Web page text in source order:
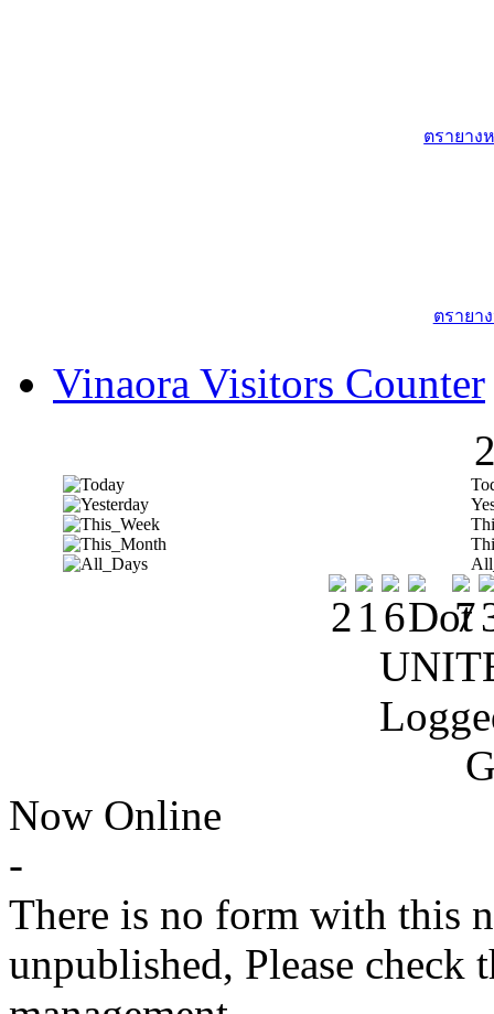
ตรายาง
ตรายา
Vinaora Visitors Counter
Now Online
-
There is no form with this
unpublished, Please check